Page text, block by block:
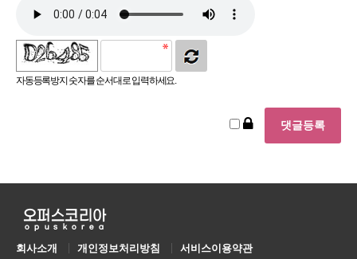
자동등록방지 숫자를 순서대로 입력하세요.
회사소개 개인정보처리방침 서비스이용약관